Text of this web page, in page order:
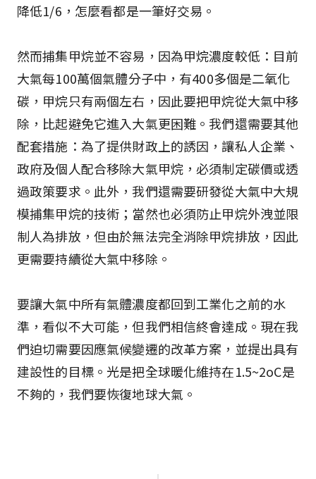
降低1/6，怎麼看都是一筆好交易。
然而捕集甲烷並不容易，因為甲烷濃度較低：目前
大氣每100萬個氣體分子中，有400多個是二氧化
碳，甲烷只有兩個左右，因此要把甲烷從大氣中移
除，比起避免它進入大氣更困難。我們還需要其他
配套措施：為了提供財政上的誘因，讓私人企業、
政府及個人配合移除大氣甲烷，必須制定碳價或透
過政策要求。此外，我們還需要研發從大氣中大規
模捕集甲烷的技術；當然也必須防止甲烷外洩並限
制人為排放，但由於無法完全消除甲烷排放，因此
更需要持續從大氣中移除。
要讓大氣中所有氣體濃度都回到工業化之前的水
準，看似不大可能，但我們相信終會達成。現在我
們迫切需要因應氣候變遷的改革方案，並提出具有
建設性的目標。光是把全球暖化維持在1.5~2oC是
不夠的，我們要恢復地球大氣。